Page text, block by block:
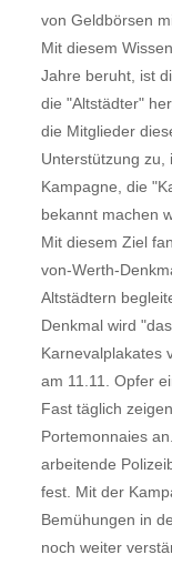
von Geldbörsen
Mit diesem
Jahre beruht, ist
die "Altstädter"
die Mitglieder
Unterstützung zu,
Kampagne, die
bekannt machen
Mit diesem Ziel
von-Werth-
Altstädtern
Denkmal wird
Karnevalplakates
am 11.11. Opfer
Fast täglich
Portemonnaies
arbeitende
fest. Mit der
Bemühungen in
noch weiter